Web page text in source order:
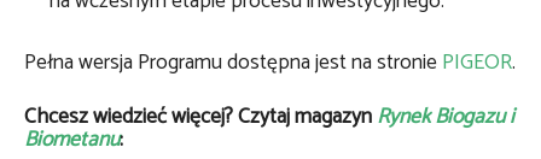
Pełna wersja Programu dostępna jest na stroniePIGEOR.
Chcesz wiedzieć więcej? Czytaj magazynRynek Biogazu i
Biometanu: